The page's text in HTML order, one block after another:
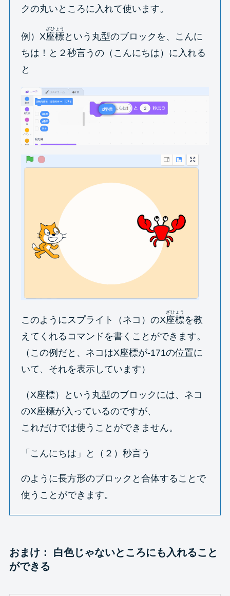
クの丸いところに入れて使います。
例）X座標
ざひょう
という丸型のブロックを、こんに
ちは！と２秒言うの（こんにちは）に入れる
と
このようにスプライト（ネコ）のX座標
ざひょう
を教
えてくれるコマンドを書くことができます。
（この例だと、ネコはX座標が-171の位置に
いて、それを表示しています）
（X座標）という丸型のブロックには、ネコ
のX座標が入っているのですが、
これだけでは使うことができません。
「こんにちは」と（２）秒言う
のように長方形のブロックと合体することで
使うことができます。
おまけ： 白色じゃないところにも入れること
ができる